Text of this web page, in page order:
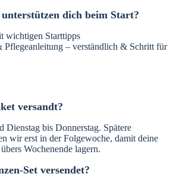
dich beim Start?
wichtigen Starttipps
Pflegeanleitung – verständlich & Schritt für
versandt?
Dienstag bis Donnerstag. Spätere
wir erst in der Folgewoche, damit deine
Wochenende lagern.
Set versendet?